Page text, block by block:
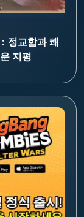
정교함과 쾌
지평